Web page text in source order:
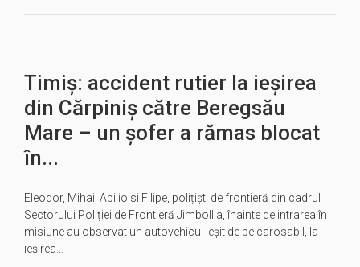
Timiș: accident rutier la ieșirea
din Cărpiniș către Beregsău
Mare – un șofer a rămas blocat
în...
Eleodor, Mihai, Abilio si Filipe, polițiști de frontieră din cadrul
Sectorului Poliției de Frontieră Jimbollia, înainte de intrarea în
misiune au observat un autovehicul ieșit de pe carosabil, la
ieșirea…